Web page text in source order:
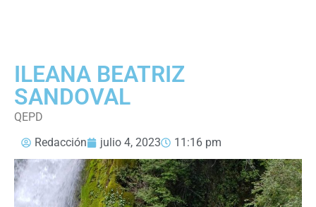
ILEANA BEATRIZ
SANDOVAL
QEPD
Redacción
julio 4, 2023 11:16 pm